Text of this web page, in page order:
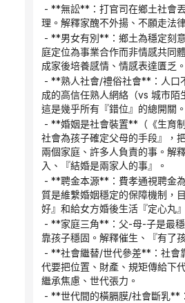
理。解釋家醜不外揚、不願走法
庭定位為事業合作而非情感共同
成家後培養感情、情感表達匱乏。
成的高信任熟人網絡（vs 城市陌
這是幾乎所有『錯位』的總開關。
社會為孩子確定父母的手段』，
兩個家庭、許多人負責的事。解
入、『結婚是兩家人的事』。
質是維繫婚姻穩定的保障機制，
好』和給女方婚後生活『定心丸
靠孩子穩固。解釋催生、『有了
代要把位置、財產、規矩傳給下
繼承焦慮、世代張力。